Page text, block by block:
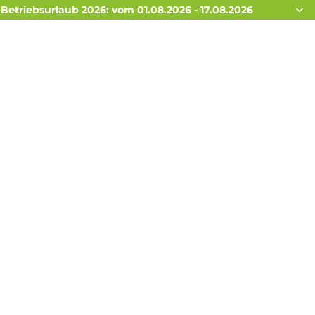
Betriebsurlaub 2026: vom 01.08.2026 - 17.08.2026